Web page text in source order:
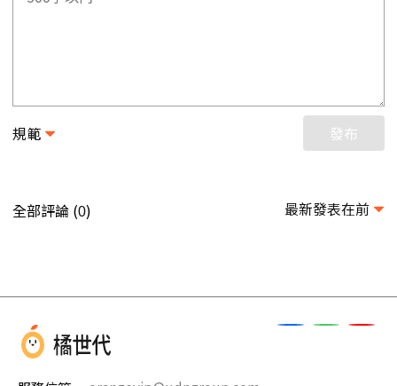
規範 發布
全部評論 (0) 最新發表在前